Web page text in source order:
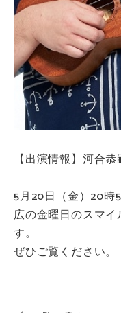
【出演情報】河合恭
5月20日（金）20時
広の金曜日のスマ
す。
ぜひご覧ください。